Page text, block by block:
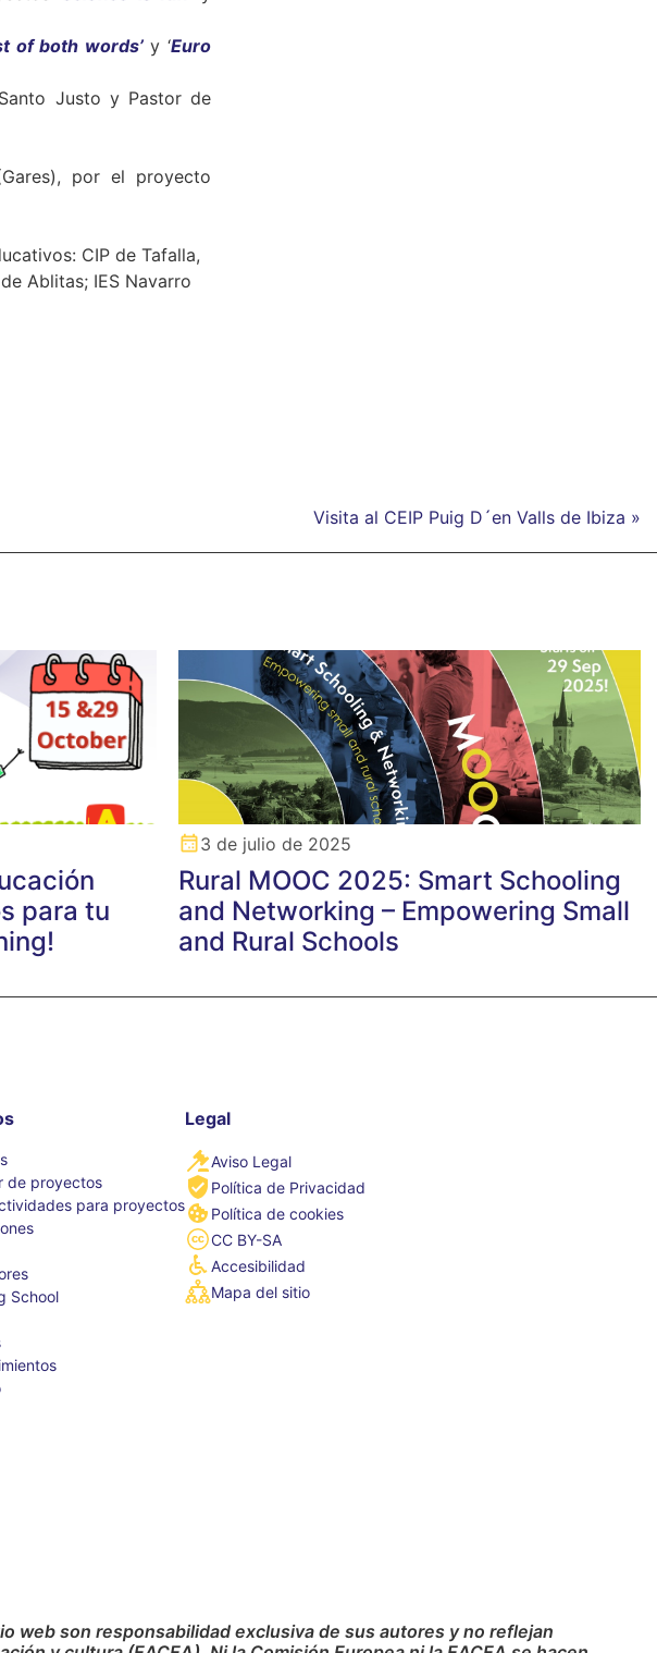
of both words’ y ‘Euro
Justo y Pastor de
por el proyecto
CIP de Tafalla,
Ablitas; IES Navarro
Visita al CEIP Puig D´en Valls de Ibiza »
para tu
3 de julio de 2025
Rural MOOC 2025: Smart Schooling
and Networking – Empowering Small
and Rural Schools
de proyectos
para proyectos
School
Legal
Aviso Legal
Política de Privacidad
Política de cookies
CC BY-SA
Accesibilidad
Mapa del sitio
web son responsabilidad exclusiva de sus autores y no reflejan